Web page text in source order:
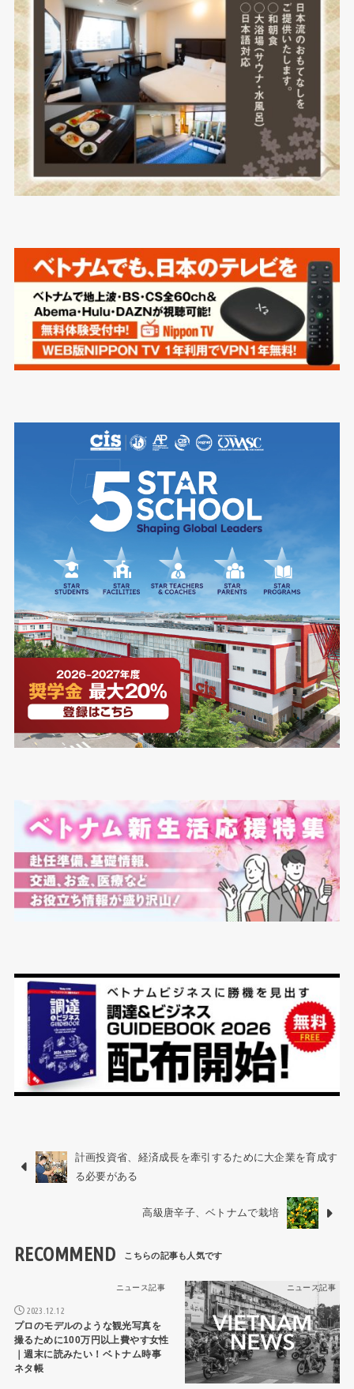
計画投資省、経済成長を牽引するために大企業を育成す
る必要がある
高級唐辛子、ベトナムで栽培
RECOMMEND
ニュース記事
2023.12.12
プロのモデルのような観光写真を
撮るために100万円以上費やす女性
｜週末に読みたい！ベトナム時事
ネタ帳
ニュース記事